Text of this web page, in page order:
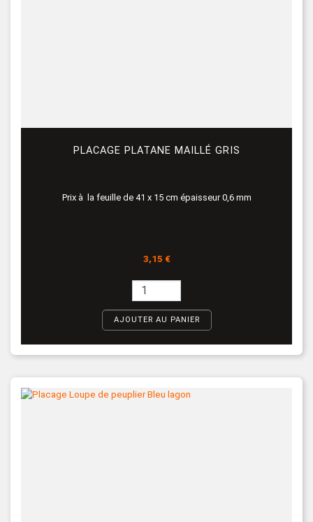
PLACAGE PLATANE MAILLÉ GRIS
Prix à la feuille de 41 x 15 cm épaisseur 0,6 mm
Prix
3,15 €
AJOUTER AU PANIER